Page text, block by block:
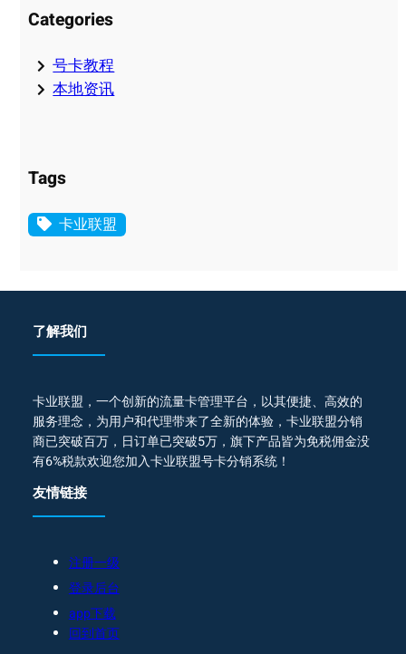
Categories
号卡教程
本地资讯
Tags
卡业联盟
了解我们
卡业联盟，一个创新的流量卡管理平台，以其便捷、高效的
服务理念，为用户和代理带来了全新的体验，卡业联盟分销
商已突破百万，日订单已突破5万，旗下产品皆为免税佣金没
有6%税款欢迎您加入卡业联盟号卡分销系统！
友情链接
注册一级
登录后台
app下载
回到首页